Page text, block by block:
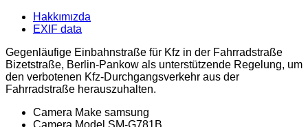
Hakkımızda
EXIF data
Gegenläufige Einbahnstraße für Kfz in der Fahrradstraße
Bizetstraße, Berlin-Pankow als unterstützende Regelung, um
den verbotenen Kfz-Durchgangsverkehr aus der
Fahrradstraße herauszuhalten.
Camera Make samsung
Camera Model SM-G781B